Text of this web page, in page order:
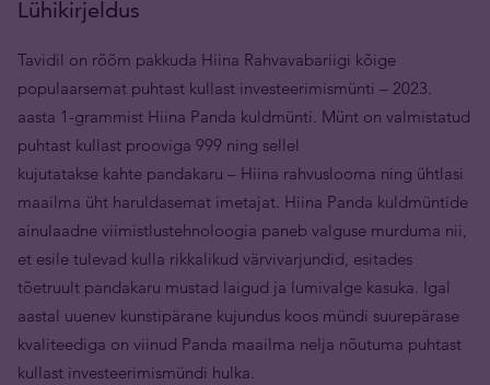
Lühikirjeldus
Tavidil on rõõm pakkuda Hiina Rahvavabariigi kõige
populaarsemat puhtast kullast investeerimismünti – 2023.
aasta 1-grammist Hiina Panda kuldmünti. Münt on valmistatud
puhtast kullast prooviga 999 ning sellel
kujutatakse kahte pandakaru – Hiina rahvuslooma ning ühtlasi
maailma üht haruldasemat imetajat. Hiina Panda kuldmüntide
ainulaadne viimistlustehnoloogia paneb valguse murduma nii,
et esile tulevad kulla rikkalikud värvivarjundid, esitades
tõetruult pandakaru mustad laigud ja lumivalge kasuka. Igal
aastal uuenev kunstipärane kujundus koos mündi suurepärase
kvaliteediga on viinud Panda maailma nelja nõutuma puhtast
kullast investeerimismündi hulka.